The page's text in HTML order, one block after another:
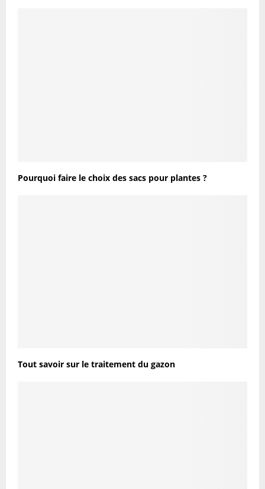
Pourquoi faire le choix des sacs pour plantes ?
Tout savoir sur le traitement du gazon